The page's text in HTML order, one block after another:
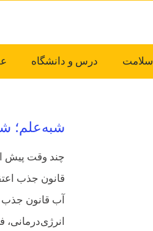
سلامت درس و دانشگاه
شبه‌علم؛
چند وقت پیش
قانون جذب
آب قانون جذب
انرژی‌درمانی،